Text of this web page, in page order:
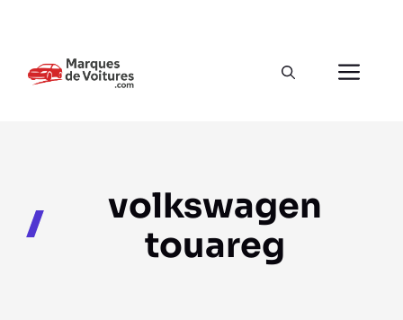
contenu
volkswagen
touareg